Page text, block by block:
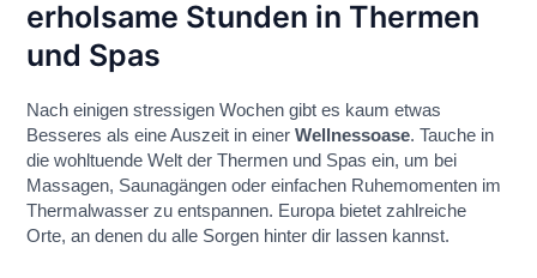
erholsame Stunden in Thermen
und Spas
Nach einigen stressigen Wochen gibt es kaum etwas
Besseres als eine Auszeit in einerWellnessoase. Tauche in
die wohltuende Welt der Thermen und Spas ein, um bei
Massagen, Saunagängen oder einfachen Ruhemomenten im
Thermalwasser zu entspannen. Europa bietet zahlreiche
Orte, an denen du alle Sorgen hinter dir lassen kannst.